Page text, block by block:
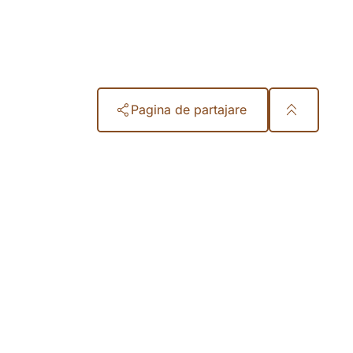
Pagina de partajare